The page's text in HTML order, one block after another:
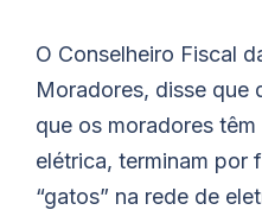
O Conselheiro Fiscal
Moradores, disse que
que os moradores
elétrica, terminam por
“gatos” na rede de